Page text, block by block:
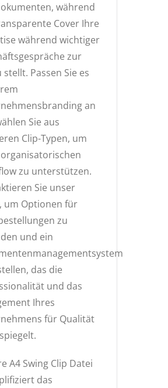
während
Cover Ihre
während wichtiger
zur
stellt. Passen Sie es
an
Sie aus
Clip-Typen, um
zu unterstützen.
Sie unser
um Optionen für
zu
und ein
das die
und das
Ihres
für Qualität
A4 Swing Clip Datei
das